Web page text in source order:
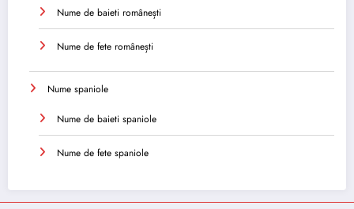
Nume de baieti românești
Nume de fete românești
Nume spaniole
Nume de baieti spaniole
Nume de fete spaniole